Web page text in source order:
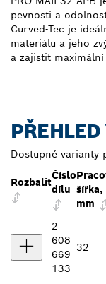
pevnosti a
Curved-Tec je
materiálu a jeho
a zajistit
Dostupné varianty
Rozbalit
Číslo
dílu šířka,
mm
2
608
669
133
32